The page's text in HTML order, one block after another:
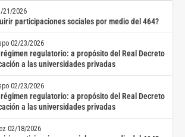
21/2026
participaciones sociales por medio del 464?
02/23/2026
regulatorio: a propósito del Real Decreto
a las universidades privadas
02/23/2026
regulatorio: a propósito del Real Decreto
a las universidades privadas
02/18/2026